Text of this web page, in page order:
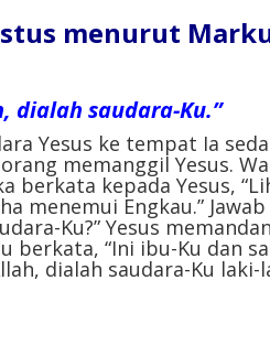
menurut
dialah saudara-Ku.”
Yesus ke tempat Ia
memanggil Yesus.
berkata kepada Yesus,
menemui Engkau.” Jawab
Ku?” Yesus
berkata, “Ini ibu-Ku dan
dialah saudara-Ku laki-